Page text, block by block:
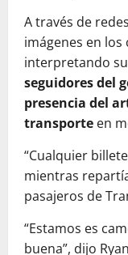
A través de
imágenes en
interpretando
seguidores del
presencia del
transporte en
“Cualquier
mientras
pasajeros de
“Estamos es
buena”, dijo